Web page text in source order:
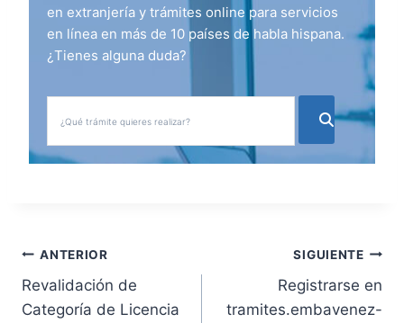
en extranjería y trámites online para servicios
en línea en más de 10 países de habla hispana.
¿Tienes alguna duda?
N
a
ANTERIOR
Revalidación de
Categoría de Licencia
SIGUIENTE
Registrarse en
tramites.embavenez-